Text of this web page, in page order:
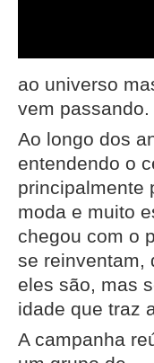
ao universo
vem passando.
Ao longo dos
entendendo o
principalmente
moda e muito
chegou com o
se reinventam,
eles são, mas
idade que traz
A campanha